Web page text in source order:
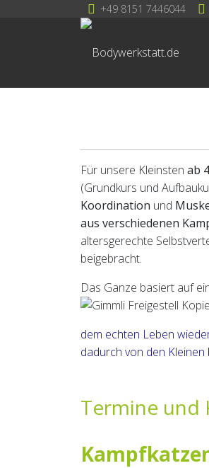
+49 8151 7446044
Für unsere Kleinsten ab
(Grundkurs und
Koordination und
aus verschiedenen
altersgerechte
beigebracht.
Das Ganze basiert auf
dem echten Leben
dadurch von den
Termine und